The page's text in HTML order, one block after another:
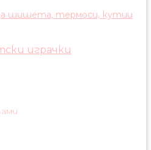
шишета, термоси, кутии
играчки